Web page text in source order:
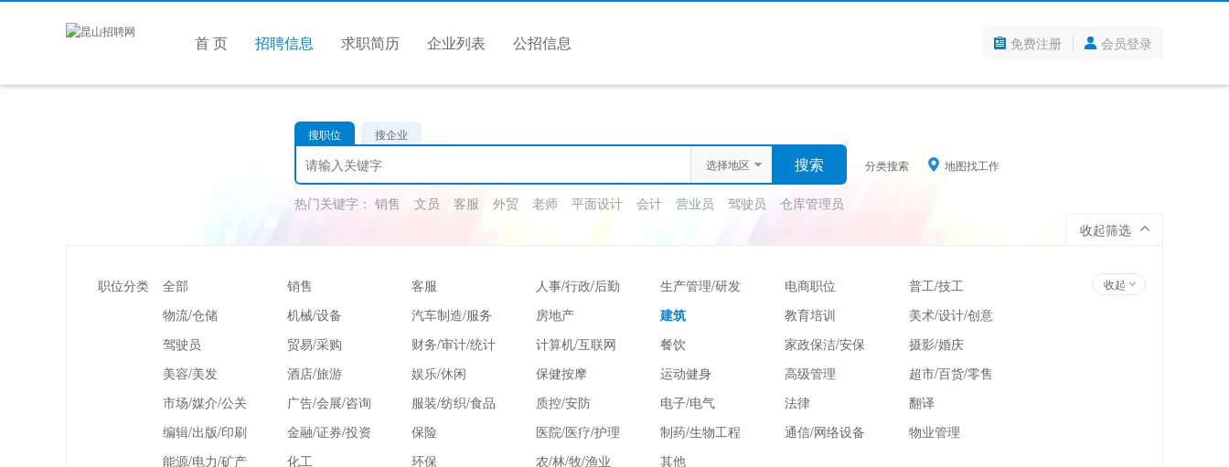
首 页 招聘信息 求职简历 企业列表 公招信息 免费注册 会员登录
搜职位
搜企业
选择地区
分类搜索 地图找工作
热门关键字： 销售 文员 客服 外贸 老师 平面设计 会计 营业员 驾驶员
仓库管理员
收起筛选
职位分类 全部 销售 客服 人事/行政/后勤 生产管理/研发 电商职位
普工/技工
物流/仓储
机械/设备 汽车制造/服务 房地产 建筑 教育培训
美术/设计/创意
驾驶员
贸易/采购 财务/审计/统计 计算机/互联网 餐饮 家政保洁/安保
摄影/婚庆
美容/美发
酒店/旅游 娱乐/休闲 保健按摩 运动健身 高级管理
超市/百货/零售
市场/媒介/公关
广告/会展/咨询 服装/纺织/食品 质控/安防 电子/电气 法律
翻译
编辑/出版/印刷
金融/证券/投资 保险 医院/医疗/护理 制药/生物工程 通信/网络设备
物业管理
能源/电力/矿产
化工 环保 农/林/牧/渔业 其他
收起